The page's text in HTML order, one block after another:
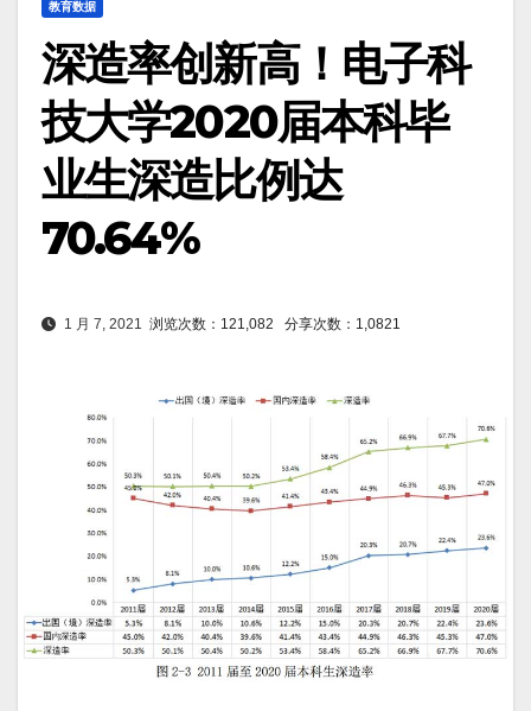
教育数据
深造率创新高！电子科
技大学2020届本科毕
业生深造比例达
70.64%
1 月 7, 2021 浏览次数：121,082 分享次数：1,0821